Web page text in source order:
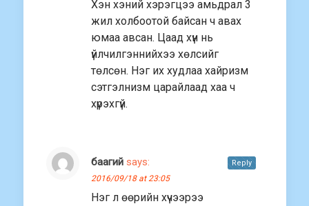
Хэн хэний хэрэгцээ амьдрал 3
жил холбоотой байсан ч авах
юмаа авсан. Цаад хүн нь
үйлчилгэннийхээ хөлсийг
төлсөн. Нэг их худлаа хайризм
сэтгэлнизм царайлаад хаа ч
хүрэхгүй.
баагий says:
2016/09/18 at 23:05
Нэг л өөрийн хүчээрээ
Reply